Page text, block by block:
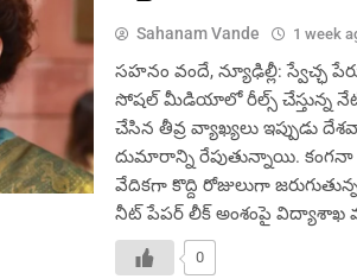
Sahanam Vande 1 week
సహనం వందే, న్యూఢిల్లీ:
సోషల్ మీడియాలో రీల్స్ చేస్తున్న
చేసిన తీవ్ర వ్యాఖ్యలు ఇప్పుడు
దుమారాన్ని రేపుతున్నాయి.
వేదికగా కొద్ది రోజులుగా
నీట్ పేపర్ లీక్ అంశంపై విద్యాశాఖ
0